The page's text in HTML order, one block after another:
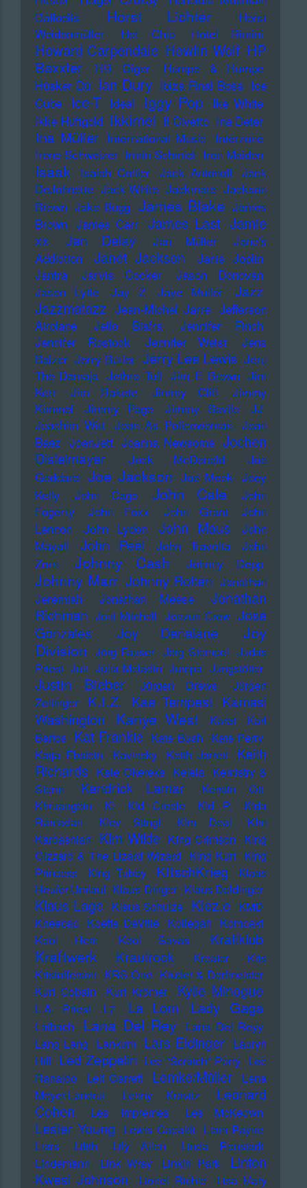
Daffodils
Horst Lichter
Horst
Weidenmüller
Hot Chip Hotel Rimini
Howard Carpendale Howlin Wolf HP
Baxxter
HR Giger
Humpe & Humpe
Hüsker Dü Ian Dury Ibiza Final Boss Ice
Cube
Ice-T Ideal Iggy Pop Ike White
Ikke Hüftgold Ikkimel Il Civetto Ina Deter
Ina Müller International Music Interzone
Irene Schweizer Irmin Schmidt Iron Maiden
Isaak Isaiah Collier Jack Antonoff Jack
DeJohnette Jack White Jackmate Jackson
Brown Jake Bugg James Blake James
Brown James Carr James Last Jamie
xx
Jan Delay Jan Müller
Jane's
Addiction
Janet Jackson
Janis Joplin
Jantra
Jarvis Cocker
Jason Donovan
Jason Lytle
Jay Z Jaye Muller
Jazz
Jazzmatazz Jean-Michel Jarre Jefferson
Airplane
Jello Biafra
Jennifer Finch
Jennifer Rostock
Jennifer Weist
Jens
Balzer Jerry Butler Jerry Lee Lewis Jeru
The Damaja Jethro Tull Jim E Brown Jim
Kerr
Jim Rakete Jimmy Cliff
Jimmy
Kimmel
Jimmy Page Jimmy Savile
JJ
Joachim Witt Joan As Policewoman Joan
Baez JoanJett Joanna Newsome Jochen
Distelmayer
Jock McDonald
Joe
Goddard Joe Jackson Joe Meek Joey
Kelly
John Cage John Cale
John
Fogerty
John Foxx John Grant
John
Lennon
John Lydon John Maus
John
Mayall
John Peel John Travolta
John
Zorn
Johnny Cash Johnny Depp
Johnny Marr Johnny Rotten Jonathan
Jeremiah
Jonathan Meese
Jonathan
Richman Joni Mitchell Jonzun Crew Jose
Gonzales
Joy Denalane
Joy
Division Jörg Fauser Jörg Stempel Judas
Priest Juli Julia Meladin Jumpa Jungstötter
Justin Bieber Jürgen Drews
Jürgen
Zeltinger
K.I.Z. Kae Tempest Kamasi
Washington
Kanye West Karat
Karl
Bartos Kat Frankie Kate Bush Kate Perry
Katja Ebstein
Kavinsky Keith Jarrett
Keith
Richards Kele Okereke Kelela Kemistry &
Storm
Kendrick Lamar
Kerstin Ott
Khruangbin
KI KId Creole KId P.
KIda
Ramadan
KIev Stingl KIm Deal
KIm
Kardashian KIm Wilde KIng Crimson KIng
Gizzard & The Lizard Wizard KIng Kurt KIng
Princess
KIng Tubby KItschKrieg
Klaas
Heufer-Umlauf Klaus Dinger Klaus Doldinger
Klaus Lage Klaus Schulze Klez.e KMD
Kneecap Koefte DeVille Kollegah Kompakt
Kool Herc
Kool Savas Kraftklub
Kraftwerk Krautrock Kreator
Kris
Kristofferson KRS-One Kruder & Dorfmeister
Kurt Cobain
Kurt Krömer Kylie Minogue
L.A. Priest L7 La Lom Lady Gaga
Laibach Lana Del Rey
Lana Del Reyy
Lang Lang Lankum Lars Eidinger Lauryn
Hill Led Zeppelin Lee "Scratch" Perry Lee
Ranaldo
Leif Garrett Lemke/Müller
Lena
Meyer-Landrut
Lenny Kravitz
Leonard
Cohen
Les Impremes Les McKeown
Lester Young Lewis Capaldi Liam Payne
Liars
Lilith Lily Allen
Linda Ronstadt
Lindemann
Link Wray Linkin Park
Linton
Kwesi Johnson
Lionel Richie
Lisa Mary